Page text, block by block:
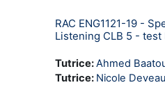
RAC ENG1121-19 -
Listening CLB 5 - test
Tutrice:Ahmed
Tutrice: Nicole Deveau